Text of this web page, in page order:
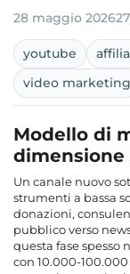
28 maggio 2026
youtube
video marketing
Modello di
dimensione
Un canale nuovo
strumenti a bassa
donazioni,
pubblico verso
questa fase spesso
con 10.000-